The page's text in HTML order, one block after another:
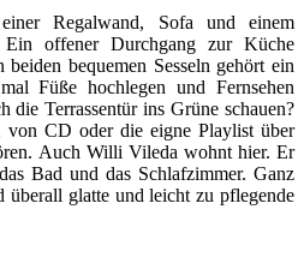
Regalwand, Sofa und einem
Ein offener Durchgang zur Küche
bequemen Sesseln gehört ein
Füße hochlegen und Fernsehen
die Terrassentür ins Grüne schauen?
CD oder die eigne Playlist über
Auch Willi Vileda wohnt hier. Er
Bad und das Schlafzimmer. Ganz
glatte und leicht zu pflegende